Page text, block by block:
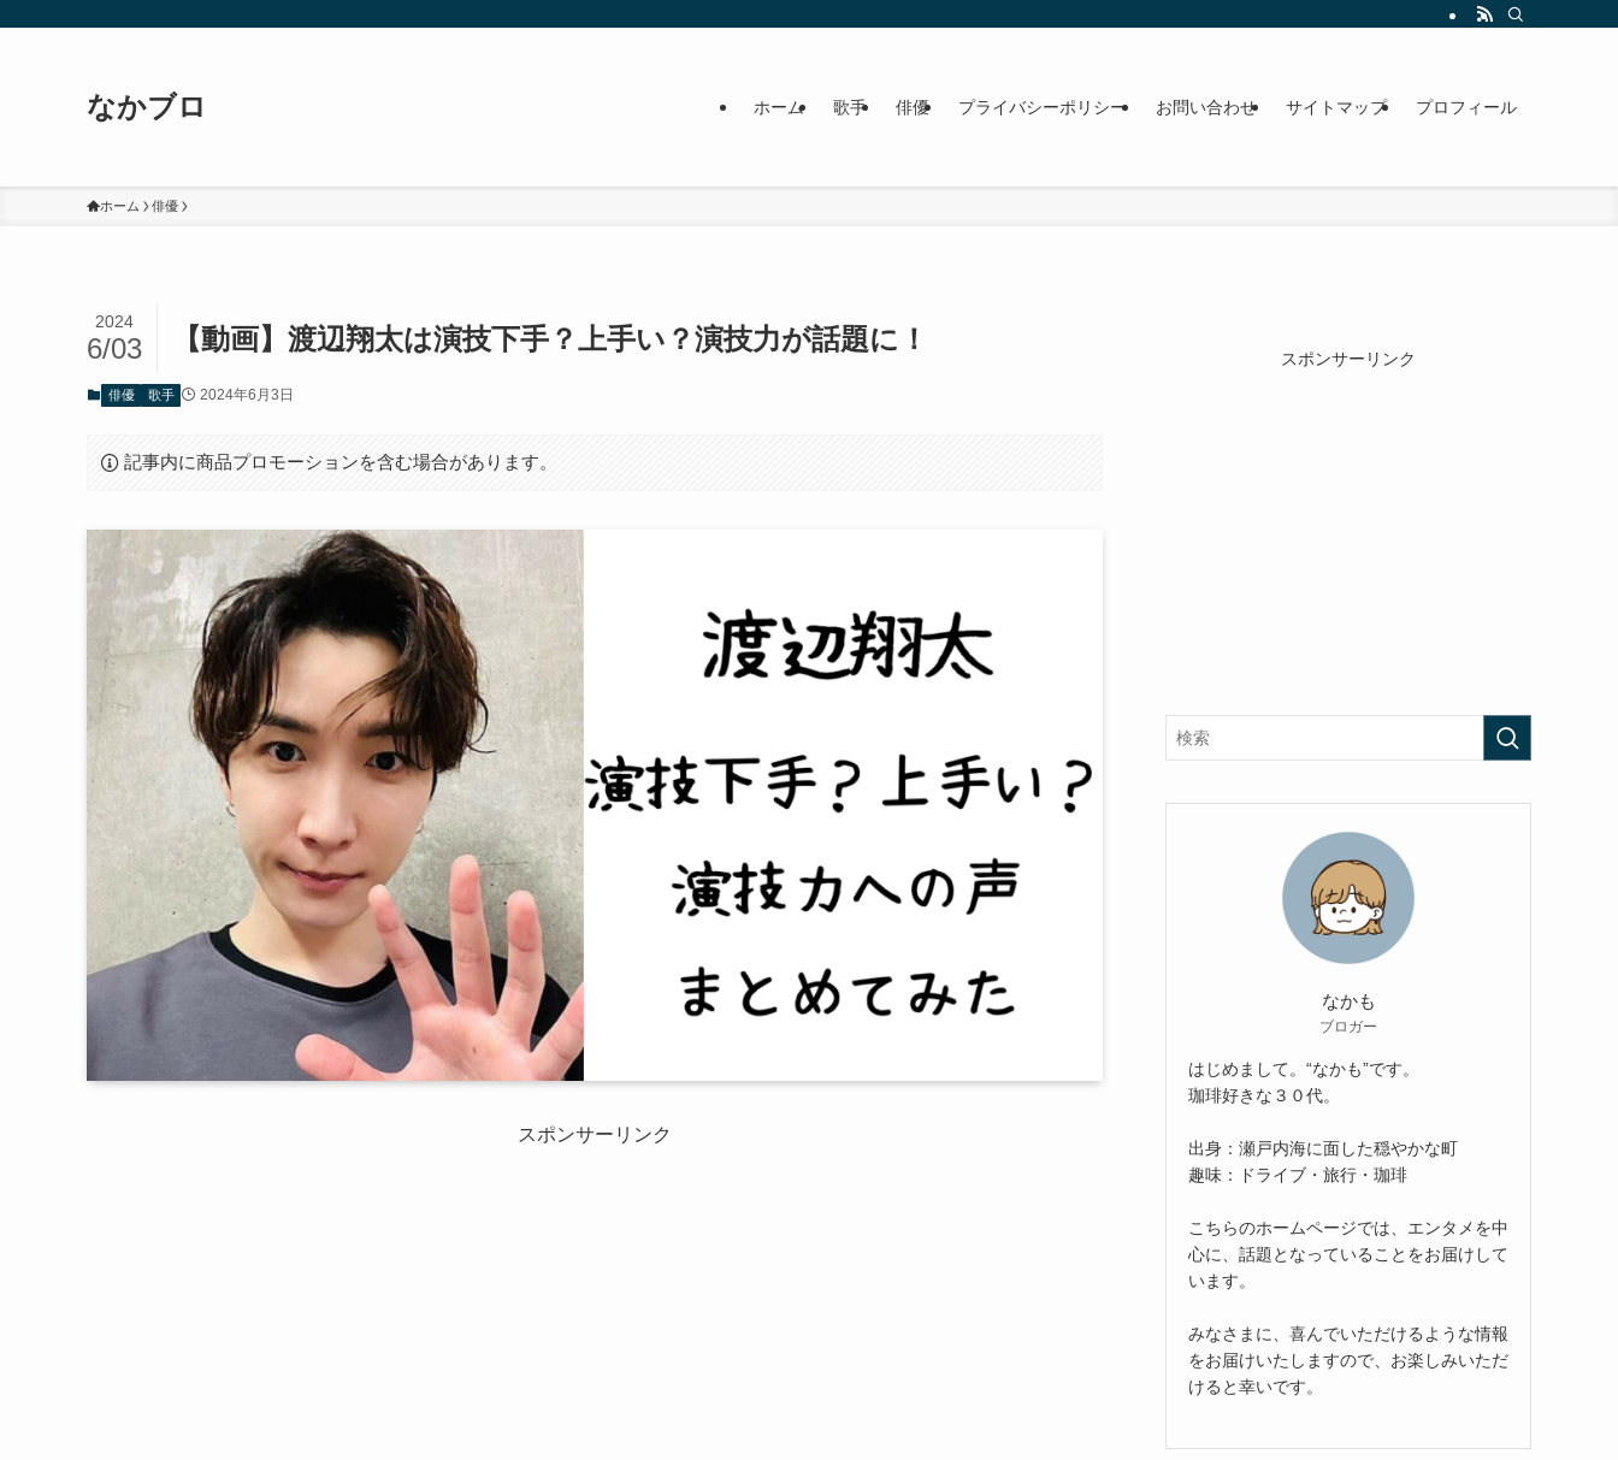
なかブロ ホーム 歌手 俳優 プライバシーポリシー お問い合わせ サイトマップ プロフィール
ホーム 俳優
【動画】渡辺翔太は演技下手？上手い？演技力が話題に！
2024
6/03
俳優 歌手 2024年6月3日
記事内に商品プロモーションを含む場合があります。
スポンサーリンク
スポンサーリンク
なかも
ブロガー
はじめまして。“なかも”です。
珈琲好きな３０代。
出身：瀬戸内海に面した穏やかな町
趣味：ドライブ・旅行・珈琲
こちらのホームページでは、エンタメを中
心に、話題となっていることをお届けして
います。
みなさまに、喜んでいただけるような情報
をお届けいたしますので、お楽しみいただ
けると幸いです。